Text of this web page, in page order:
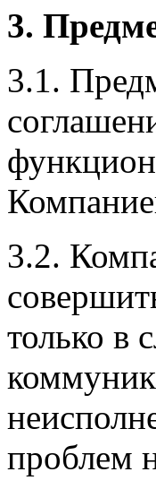
3.
3.1.
3.2.
только в
проблем